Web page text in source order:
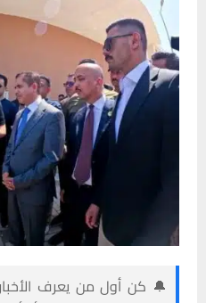
🔔 كن أول من يعرف الأخبار